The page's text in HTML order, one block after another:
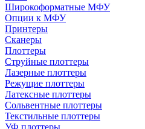
Широкоформатные МФУ
Опции к МФУ
Принтеры
Сканеры
Плоттеры
Струйные плоттеры
Лазерные плоттеры
Режущие плоттеры
Латексные плоттеры
Сольвентные плоттеры
Текстильные плоттеры
УФ плоттеры